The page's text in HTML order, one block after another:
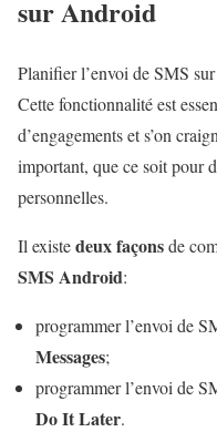
sur Android
Planifier l’envoi de SMS
Cette fonctionnalité est
d’engagements et s’on
important, que ce soit pour
personnelles.
Il existedeux façonsde
SMS Android:
programmer l’envoi de
Messages;
programmer l’envoi de
Do It Later.